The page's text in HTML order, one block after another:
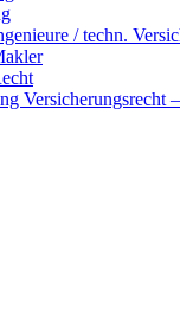
/ techn.
Versicherungsrecht